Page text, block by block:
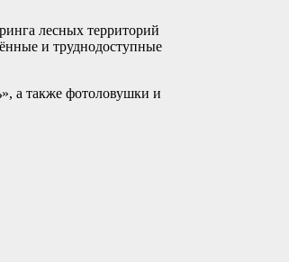
лесных территорий
и труднодоступные
а также фотоловушки и